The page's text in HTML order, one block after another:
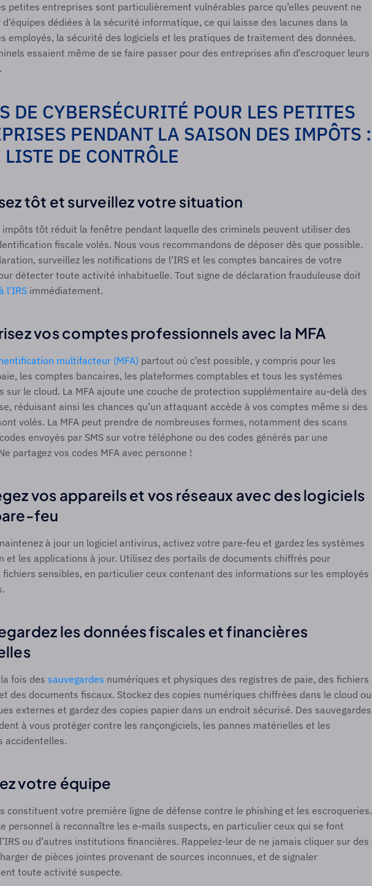
petites entreprises sont particulièrement vulnérables parce qu’elles peuvent ne
dédiées à la sécurité informatique, ce qui laisse des lacunes dans la
employés, la sécurité des logiciels et les pratiques de traitement des données.
essaient même de se faire passer pour des entreprises afin d’escroquer leurs
DE CYBERSÉCURITÉ POUR LES PETITES
PENDANT LA SAISON DES IMPÔTS :
LISTE DE CONTRÔLE
tôt et surveillez votre situation
impôts tôt réduit la fenêtre pendant laquelle des criminels peuvent utiliser des
fiscale volés. Nous vous recommandons de déposer dès que possible.
surveillez les notifications de l’IRS et les comptes bancaires de votre
détecter toute activité inhabituelle. Tout signe de déclaration frauduleuse doit
l’IRS immédiatement.
vos comptes professionnels avec la MFA
multifacteur (MFA) partout où c’est possible, y compris pour les
les comptes bancaires, les plateformes comptables et tous les systèmes
sur le cloud. La MFA ajoute une couche de protection supplémentaire au-delà des
réduisant ainsi les chances qu’un attaquant accède à vos comptes même si des
volés. La MFA peut prendre de nombreuses formes, notamment des scans
envoyés par SMS sur votre téléphone ou des codes générés par une
partagez vos codes MFA avec personne !
vos appareils et vos réseaux avec des logiciels
feu
à jour un logiciel antivirus, activez votre pare-feu et gardez les systèmes
et les applications à jour. Utilisez des portails de documents chiffrés pour
fichiers sensibles, en particulier ceux contenant des informations sur les employés
les données fiscales et financières
fois des sauvegardes numériques et physiques des registres de paie, des fichiers
des documents fiscaux. Stockez des copies numériques chiffrées dans le cloud ou
externes et gardez des copies papier dans un endroit sécurisé. Des sauvegardes
à vous protéger contre les rançongiciels, les pannes matérielles et les
accidentelles.
votre équipe
constituent votre première ligne de défense contre le phishing et les escroqueries.
personnel à reconnaître les e-mails suspects, en particulier ceux qui se font
ou d’autres institutions financières. Rappelez-leur de ne jamais cliquer sur des
de pièces jointes provenant de sources inconnues, et de signaler
toute activité suspecte.